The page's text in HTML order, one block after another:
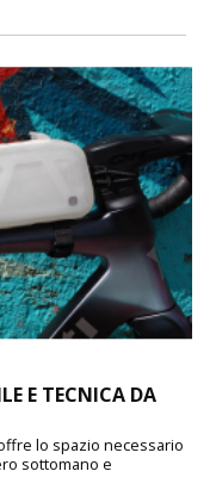
E TECNICA DA
lo spazio necessario
sottomano e